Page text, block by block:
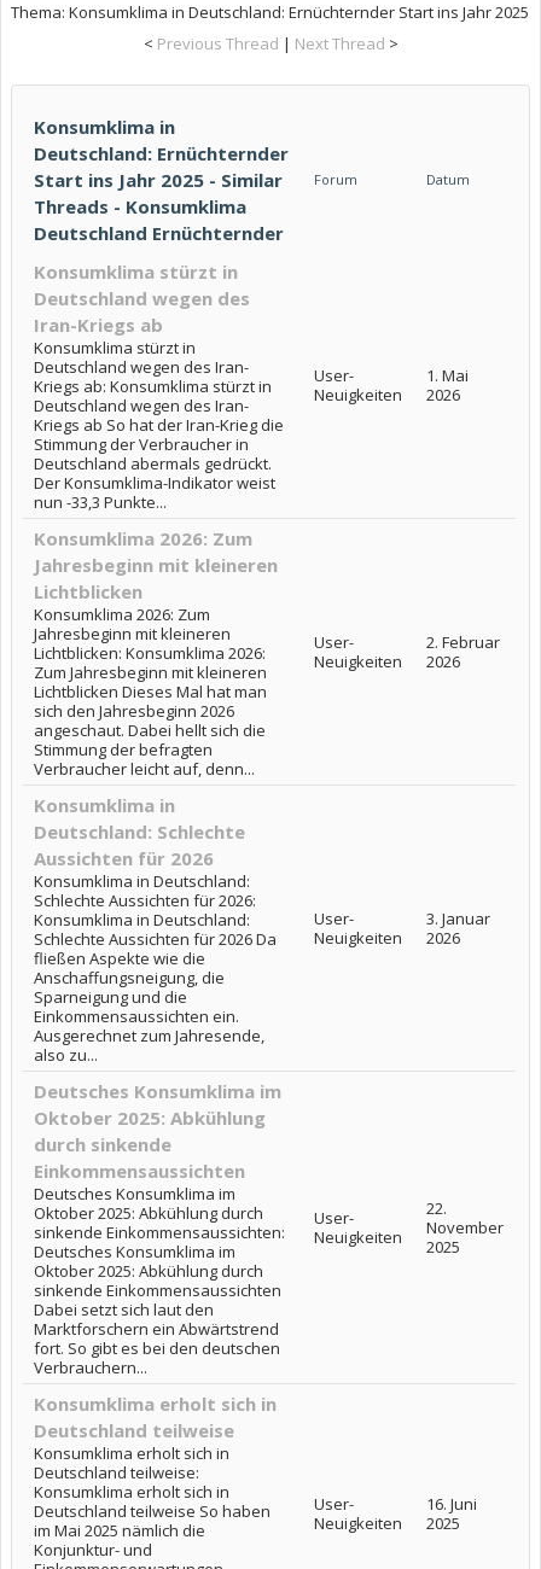
Thema: Konsumklima in Deutschland: Ernüchternder Start ins Jahr 2025
< Previous Thread | Next Thread >
Konsumklima in
Deutschland: Ernüchternder
Start ins Jahr 2025 - Similar
Threads - Konsumklima
Deutschland Ernüchternder
Forum Datum
Konsumklima stürzt in
Deutschland wegen des
Iran-Kriegs ab
Konsumklima stürzt in
Deutschland wegen des Iran-
Kriegs ab: Konsumklima stürzt in
Deutschland wegen des Iran-
Kriegs ab So hat der Iran-Krieg die
Stimmung der Verbraucher in
Deutschland abermals gedrückt.
Der Konsumklima-Indikator weist
nun -33,3 Punkte...
User-
Neuigkeiten
1. Mai
2026
Konsumklima 2026: Zum
Jahresbeginn mit kleineren
Lichtblicken
Konsumklima 2026: Zum
Jahresbeginn mit kleineren
Lichtblicken: Konsumklima 2026:
Zum Jahresbeginn mit kleineren
Lichtblicken Dieses Mal hat man
sich den Jahresbeginn 2026
angeschaut. Dabei hellt sich die
Stimmung der befragten
Verbraucher leicht auf, denn...
User-
Neuigkeiten
2. Februar
2026
Konsumklima in
Deutschland: Schlechte
Aussichten für 2026
Konsumklima in Deutschland:
Schlechte Aussichten für 2026:
Konsumklima in Deutschland:
Schlechte Aussichten für 2026 Da
fließen Aspekte wie die
Anschaffungsneigung, die
Sparneigung und die
Einkommensaussichten ein.
Ausgerechnet zum Jahresende,
also zu...
User-
Neuigkeiten
3. Januar
2026
Deutsches Konsumklima im
Oktober 2025: Abkühlung
durch sinkende
Einkommensaussichten
Deutsches Konsumklima im
Oktober 2025: Abkühlung durch
sinkende Einkommensaussichten:
Deutsches Konsumklima im
Oktober 2025: Abkühlung durch
sinkende Einkommensaussichten
Dabei setzt sich laut den
Marktforschern ein Abwärtstrend
fort. So gibt es bei den deutschen
Verbrauchern...
User-
Neuigkeiten
22.
November
2025
Konsumklima erholt sich in
Deutschland teilweise
Konsumklima erholt sich in
Deutschland teilweise:
Konsumklima erholt sich in
Deutschland teilweise So haben
im Mai 2025 nämlich die
Konjunktur- und
User-
Neuigkeiten
16. Juni
2025